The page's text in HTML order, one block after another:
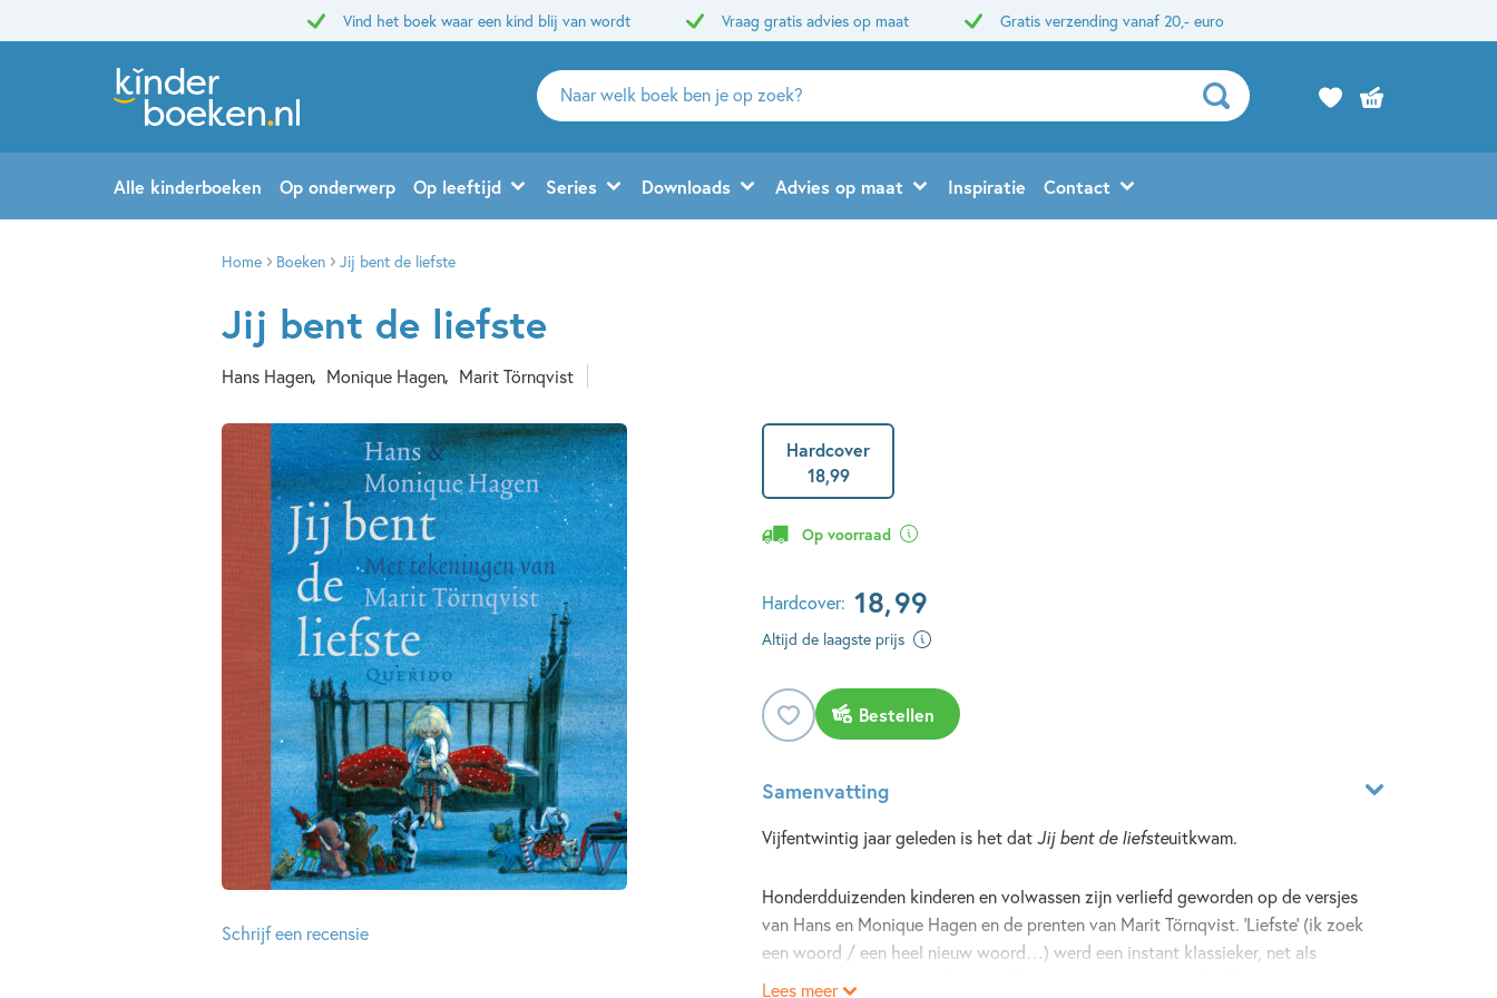
Vind het boek waar een kind blij van wordt Vraag gratis advies op maat Gratis verzending vanaf 20,- euro
Zoeken
naar
en
uitgevers
Alle kinderboeken Op onderwerp Op leeftijd Series Downloads Advies op maat Inspiratie Contact
Home Boeken Jij bent de liefste
Jij bent de liefste
Hans Hagen Monique Hagen Marit Törnqvist
Schrijf een recensie
Hardcover
18,99
Op voorraad
Hardcover: 18,99
Altijd de laagste prijs
Bestellen
Samenvatting
Vijfentwintig jaar geleden is het datJij bent de liefsteuitkwam.
Honderdduizenden kinderen en volwassen zijn verliefd geworden op de versjes
van Hans en Monique Hagen en de prenten van Marit Törnqvist. ‘Liefste’ (ik zoek
een woord / een heel nieuw woord…) werd een instant klassieker, net als
‘Zonnnebloemenzee’ en ‘Genoeg’. En er zijn weinig mensen die Törnqvists prent van
Lees meer